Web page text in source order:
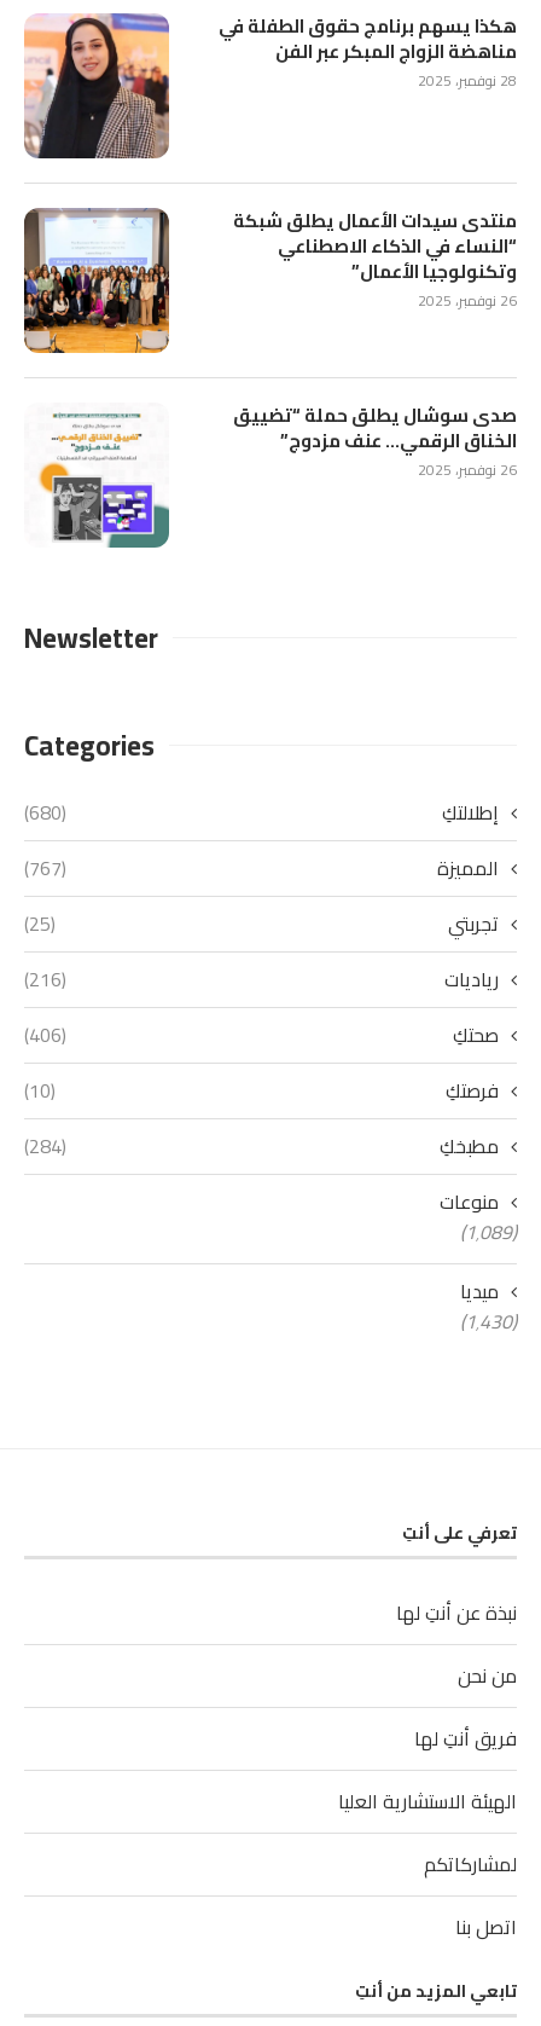
هكذا يسهم برنامج حقوق الطفلة في
مناهضة الزواج المبكر عبر الفن
28 نوفمبر، 2025
منتدى سيدات الأعمال يطلق شبكة
“النساء في الذكاء الاصطناعي
وتكنولوجيا الأعمال”
26 نوفمبر، 2025
صدى سوشال يطلق حملة “تضييق
الخناق الرقمي… عنف مزدوج”
26 نوفمبر، 2025
Newsletter
Categories
إطلالتكِ
(680)
المميزة
(767)
تجربتي
(25)
رياديات
(216)
صحتكِ
(406)
فرصتكِ
(10)
مطبخكِ
(284)
منوعات
(1٬089)
ميديا
(1٬430)
تعرفي على أنتِ
نبذة عن أنتِ لها
من نحن
فريق أنتِ لها
الهيئة الاستشارية العليا
لمشاركاتكم
اتصل بنا
تابعي المزيد من أنتِ